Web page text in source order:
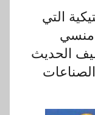
التي
منسي
الحديث